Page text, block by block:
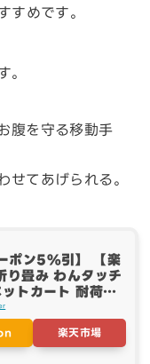
すめです。
。
腹を守る移動手
せてあげられる。
ポン5%引】 【楽
り畳み わんタッチ
トカート 耐荷重
カバー ドリンク
き 取り外し可能
分離型 対面式 コ
多頭 折りたたみ ワ
楽天市場